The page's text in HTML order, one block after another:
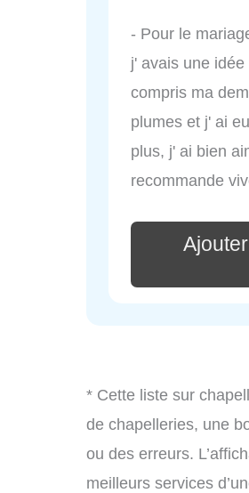
- Pour le
j' avais une
compris ma
plumes et j' ai
plus, j' ai bien
recommande
* Cette liste sur
de chapelleries, une
ou des erreurs.
meilleurs services